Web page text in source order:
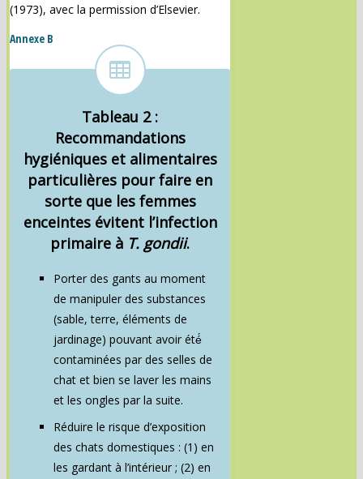
(1973), avec la permission d’Elsevier.
Annexe B
Tableau 2 :
Recommandations
hygiéniques et alimentaires
particulières pour faire en
sorte que les femmes
enceintes évitent l’infection
primaire à T. gondii.
Porter des gants au moment
de manipuler des substances
(sable, terre, éléments de
jardinage) pouvant avoir été́
contaminées par des selles de
chat et bien se laver les mains
et les ongles par la suite.
Réduire le risque d’exposition
des chats domestiques : (1) en
les gardant à l’intérieur ; (2) en